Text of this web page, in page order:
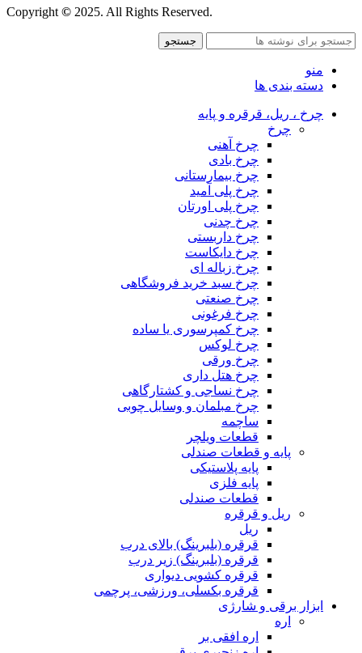
Copyright© 2025. All Rights Reserved.
جستجو
منو
دسته بندی ها
چرخ ، ریل، قرقره و پایه
چرخ
چرخ آهنی
چرخ بادی
چرخ بیمارستانی
چرخ پلی آمید
چرخ پلی اورتان
چرخ چدنی
چرخ داربستی
چرخ دایکاست
چرخ زباله ای
چرخ سبد خرید فروشگاهی
چرخ صنعتی
چرخ فرغونی
چرخ کمپرسوری یا ساده
چرخ لوکس
چرخ ورقی
چرخ هتل داری
چرخ نساجی و کشتارگاهی
چرخ مبلمان و وسایل چوبی
ساچمه
قطعات ویلچر
پایه و قطعات صندلی
پایه پلاستیکی
پایه فلزی
قطعات صندلی
ریل و قرقره
ریل
قرقره (بلبرینگ) بالای درب
قرقره (بلبرینگ) زیر درب
قرقره کشویی دیواری
قرقره بکسلی، ورزشی، پرچمی
ابزار برقی و شارژی
اره
اره افقی بر